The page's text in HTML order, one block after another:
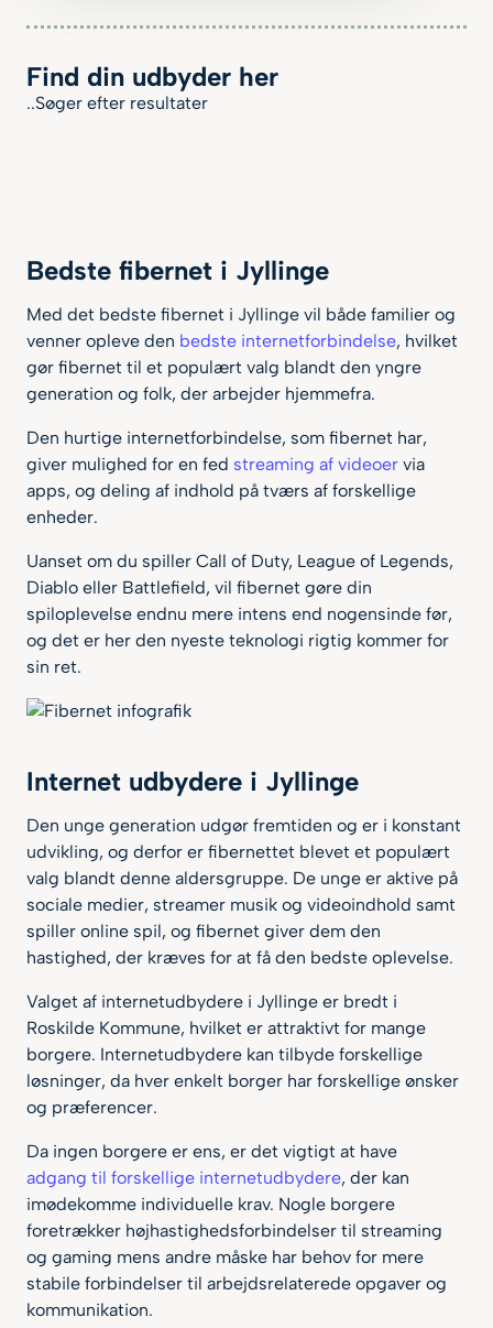
Find din udbyder her
..Søger efter resultater
500 mbit/s
1000 mbit/s
Max pris pr. md
Teknologi
Udbydere
Bedste fibernet i Jyllinge
Med det bedste fibernet i Jyllinge vil både familier og
venner opleve den bedste internetforbindelse, hvilket
gør fibernet til et populært valg blandt den yngre
generation og folk, der arbejder hjemmefra.
Den hurtige internetforbindelse, som fibernet har,
giver mulighed for en fed streaming af videoer via
apps, og deling af indhold på tværs af forskellige
enheder.
Uanset om du spiller Call of Duty, League of Legends,
Diablo eller Battlefield, vil fibernet gøre din
spiloplevelse endnu mere intens end nogensinde før,
og det er her den nyeste teknologi rigtig kommer for
sin ret.
Internet udbydere i Jyllinge
Den unge generation udgør fremtiden og er i konstant
udvikling, og derfor er fibernettet blevet et populært
valg blandt denne aldersgruppe. De unge er aktive på
sociale medier, streamer musik og videoindhold samt
spiller online spil, og fibernet giver dem den
hastighed, der kræves for at få den bedste oplevelse.
Valget af internetudbydere i Jyllinge er bredt i
Roskilde Kommune, hvilket er attraktivt for mange
borgere. Internetudbydere kan tilbyde forskellige
løsninger, da hver enkelt borger har forskellige ønsker
og præferencer.
Da ingen borgere er ens, er det vigtigt at have
adgang til forskellige internetudbydere, der kan
imødekomme individuelle krav. Nogle borgere
foretrækker højhastighedsforbindelser til streaming
og gaming mens andre måske har behov for mere
stabile forbindelser til arbejdsrelaterede opgaver og
kommunikation.